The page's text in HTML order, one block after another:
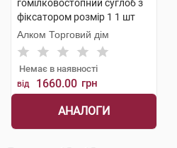
гомілковостопний суглоб з
фіксатором розмір 1 1 шт
Алком Торговий дім
Немає в наявності
від 1660.00 грн
АНАЛОГИ